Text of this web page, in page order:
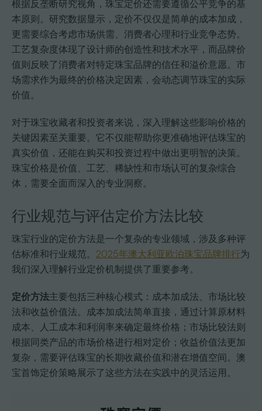
根据反垄断研究视角，珠宝定价还需要遵循公平竞争的基
本原则。研究数据显示，定价不仅仅是简单的成本加成，
更需要综合考虑市场供需、消费者心理和行业竞争态势。
工艺复杂度体现了设计师的创造性和技术水平，而品牌价
值则反映了消费者对特定珠宝品牌的信任和溢价意愿。市
场需求作为最终的价格决定因素，会动态调节珠宝的实际
价值。
对于珠宝收藏者和投资者来说，深入理解这些影响价格的
关键因素至关重要。它不仅能帮助你更准确地评估珠宝的
真实价值，还能在购买和投资过程中做出更明智的决策。
珠宝价格是价值、工艺、稀缺性和市场认可的复杂综合
体，需要全面而深入的专业洞察。
行业规范与评估定价方法比较
珠宝行业的定价方法是一个复杂的专业领域，涉及多种评
估标准和行业规范。 2025年澳大利亚欧泊珠宝品牌排行为
我们深入理解行业定价机制提供了重要参考。
定价方法主要包括三种核心模式：成本加成法、市场比较
法和收益价值法。成本加成法简单直接，通过计算原材料
成本、人工成本和利润率来确定最终价格；市场比较法则
根据同类产品的市场价格进行相对定价；收益价值法更加
复杂，需要评估珠宝的长期收藏价值和潜在增值空间。澳
宝首饰定价策略展示了这些方法在实践中的灵活运用。